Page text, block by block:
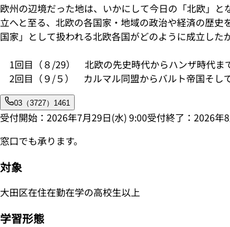
欧州の辺境だった地は、いかにして今日の「北欧」
立へと至る、北欧の各国家・地域の政治や経済の歴
国家」として扱われる北欧各国がどのように成立した
1回目（８/29） 北欧の先史時代からハンザ時代ま
2回目（９/５） カルマル同盟からバルト帝国そし
03（3727）1461
受付開始： 2026年7月29日(水) 9:00受付終了： 2026年
窓口でも承ります。
対象
大田区在住在勤在学の高校生以上
学習形態